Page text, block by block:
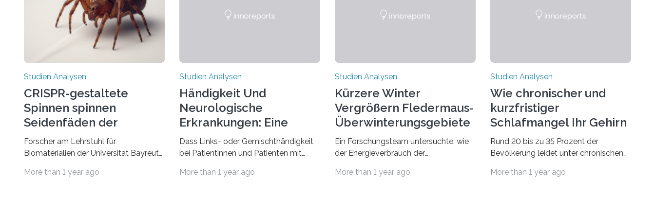
Studien Analysen
CRISPR-gestaltete
Spinnen spinnen
Seidenfäden der
nächsten Generation
Forscher am Lehrstuhl für
Biomaterialien der Universität Bayreuth
„Genschere“ CRISPR-Cas9 bei Spinnen
More than 1 year ago
Studien Analysen
Händigkeit Und
Neurologische
Erkrankungen: Eine
Verbindung Entdecken
Dass Links- oder Gemischthändigkeit
bei Patientinnen und Patienten mit
Erkrankungen wie Autismus-Spektrum-
More than 1 year ago
Studien Analysen
Kürzere Winter
Vergrößern Fledermaus-
Überwinterungsgebiete
in Europa
Ein Forschungsteam untersuchte, wie
der Energieverbrauch der
von der Temperatur beeinflusst wird,
More than 1 year ago
Studien Analysen
Wie chronischer und
kurzfristiger
Schlafmangel Ihr Gehirn
verändert
Rund 20 bis zu 35 Prozent der
Bevölkerung leidet unter chronischen
sogar die Hälfte aller Menschen. Fast
More than 1 year ago